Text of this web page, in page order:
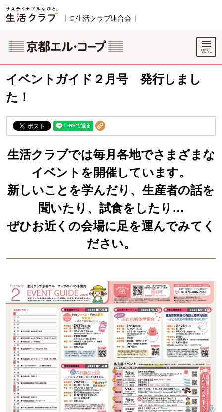
ページの先頭です。
別のウィンドウで開きます。
生活クラブ連合会
イベントガイド２月号 発行しまし
た！
生活クラブでは毎月各地でさまざまな
イベントを開催しています。
新しいことを学んだり、生産者の話を
聞いたり、試食をしたり…
ぜひお近くの会場に足を運んでみてく
ださい。